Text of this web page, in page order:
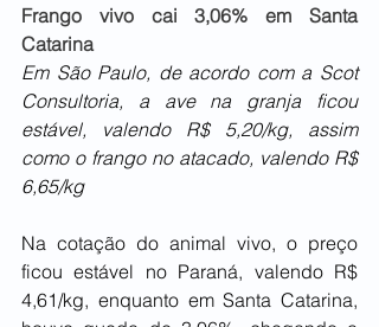
Frango vivo cai 3,06% em Santa
Catarina
Em São Paulo, de acordo com a Scot
Consultoria, a ave na granja ficou
estável, valendo R$ 5,20/kg, assim
como o frango no atacado, valendo R$
6,65/kg
Na cotação do animal vivo, o preço
ficou estável no Paraná, valendo R$
4,61/kg, enquanto em Santa Catarina,